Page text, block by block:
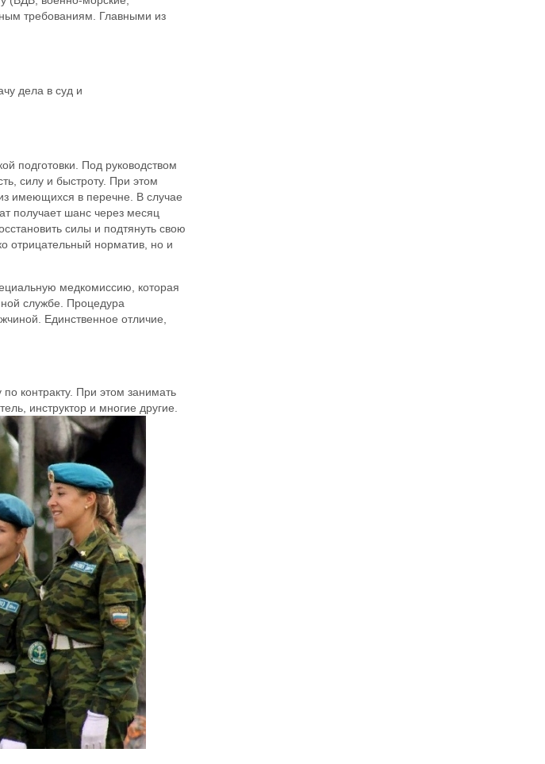
требованиям. Главными из
дела в суд и
подготовки. Под руководством
силу и быстроту. При этом
имеющихся в перечне. В случае
получает шанс через месяц
силы и подтянуть свою
отрицательный норматив, но и
медкомиссию, которая
службе. Процедура
Единственное отличие,
контракту. При этом занимать
инструктор и многие другие.